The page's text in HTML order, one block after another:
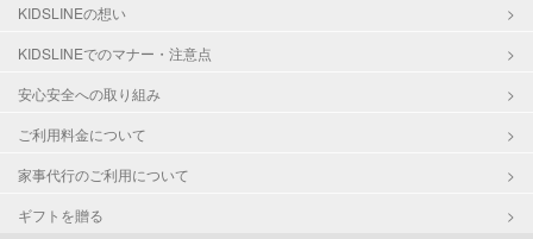
KIDSLINEの想い
KIDSLINEでのマナー・注意点
安心安全への取り組み
ご利用料金について
家事代行のご利用について
ギフトを贈る